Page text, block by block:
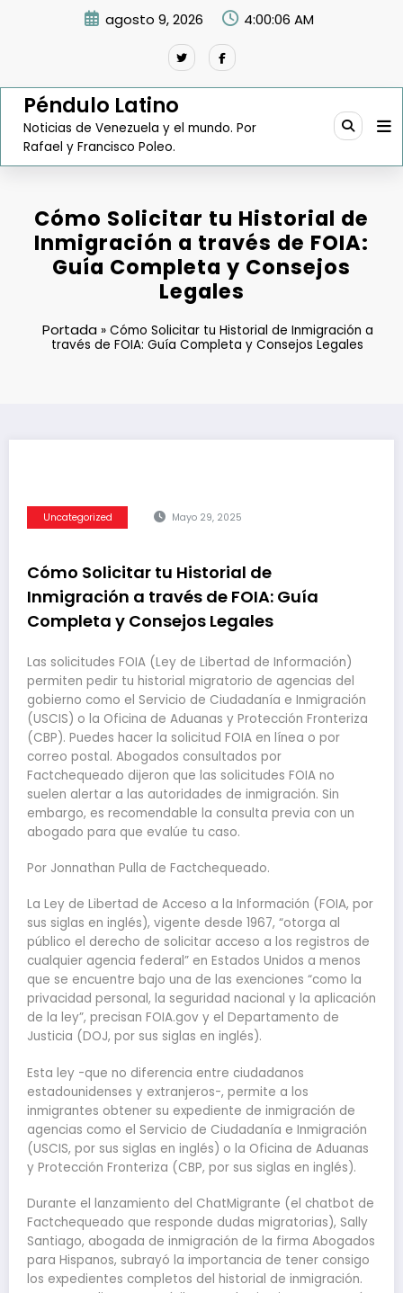
agosto 9, 2026 4:00:07 AM
Péndulo Latino
Noticias de Venezuela y el mundo. Por
Rafael y Francisco Poleo.
Cómo Solicitar tu Historial de
Inmigración a través de FOIA:
Guía Completa y Consejos
Legales
Portada» Cómo Solicitar tu Historial de Inmigración a
través de FOIA: Guía Completa y Consejos Legales
Uncategorized Mayo 29, 2025
Cómo Solicitar tu Historial de
Inmigración a través de FOIA: Guía
Completa y Consejos Legales
Las solicitudes FOIA (Ley de Libertad de Información)
permiten pedir tu historial migratorio de agencias del
gobierno como el Servicio de Ciudadanía e Inmigración
(USCIS) o la Oficina de Aduanas y Protección Fronteriza
(CBP). Puedes hacer la solicitud FOIA en línea o por
correo postal. Abogados consultados por
Factchequeado dijeron que las solicitudes FOIA no
suelen alertar a las autoridades de inmigración. Sin
embargo, es recomendable la consulta previa con un
abogado para que evalúe tu caso.
Por Jonnathan Pulla de Factchequeado.
La Ley de Libertad de Acceso a la Información (FOIA, por
sus siglas en inglés), vigente desde 1967, “otorga al
público el derecho de solicitar acceso a los registros de
cualquier agencia federal” en Estados Unidos a menos
que se encuentre bajo una de las exenciones “como la
privacidad personal, la seguridad nacional y la aplicación
de la ley”, precisan FOIA.gov y el Departamento de
Justicia (DOJ, por sus siglas en inglés).
Esta ley -que no diferencia entre ciudadanos
estadounidenses y extranjeros-, permite a los
inmigrantes obtener su expediente de inmigración de
agencias como el Servicio de Ciudadanía e Inmigración
(USCIS, por sus siglas en inglés) o la Oficina de Aduanas
y Protección Fronteriza (CBP, por sus siglas en inglés).
Durante el lanzamiento del ChatMigrante (el chatbot de
Factchequeado que responde dudas migratorias), Sally
Santiago, abogada de inmigración de la firma Abogados
para Hispanos, subrayó la importancia de tener consigo
los expedientes completos del historial de inmigración.